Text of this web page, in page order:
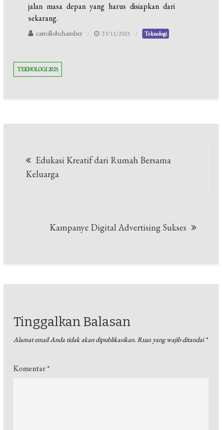
jalan masa depan yang harus disiapkan dari
sekarang.
carrollohchamber 23/11/2025 Teknologi
TEKNOLOGI 2025
pos
Edukasi Kreatif dari Rumah Bersama
Keluarga
Kampanye Digital Advertising Sukses
Tinggalkan Balasan
Alamat email Anda tidak akan dipublikasikan.Ruas yang wajib ditandai*
Komentar*